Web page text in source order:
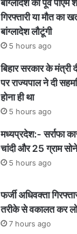
बांग्लादेश की पूर्व
गिरफ्तारी या मौत का
बांग्लादेश लौटूंगी
5 hours ago
बिहार सरकार के
पर राज्यपाल ने दी
होना ही था
5 hours ago
मध्यप्रदेश:- सर्राफा
चांदी और 25 ग्राम
5 hours ago
फर्जी अधिवक्ता
तरीके से वकालत कर
7 hours ago